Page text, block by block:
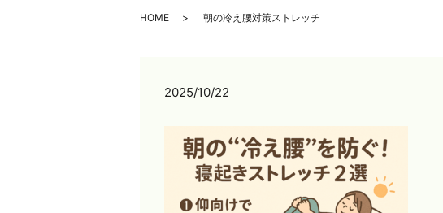
HOME 朝の冷え腰対策ストレッチ
2025/10/22